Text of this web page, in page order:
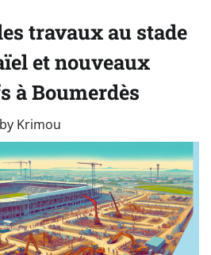
travaux au stade
et nouveaux
à Boumerdès
by Krimou